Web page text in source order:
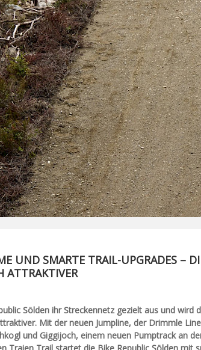
UND SMARTE TRAIL-UPGRADES –
ATTRAKTIVER
Sölden ihr Streckennetz gezielt aus und wird
Mit der neuen Jumpline, der Drimmle
und Giggijoch, einem neuen Pumptrack an